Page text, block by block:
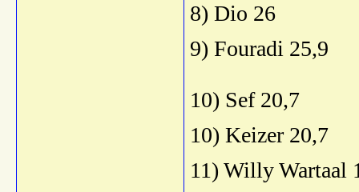
8) Dio 26
9) Fouradi 25,9
10) Sef 20,7
10) Keizer 20,7
11) Willy Wartaal